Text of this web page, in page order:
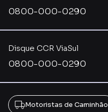
Disque CCR ViaSul
0800-000-0290
0800-000-0290
Motoristas de Caminhão